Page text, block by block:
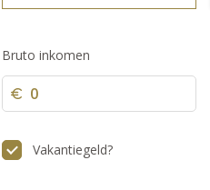
Bruto inkomen
Vakantiegeld?